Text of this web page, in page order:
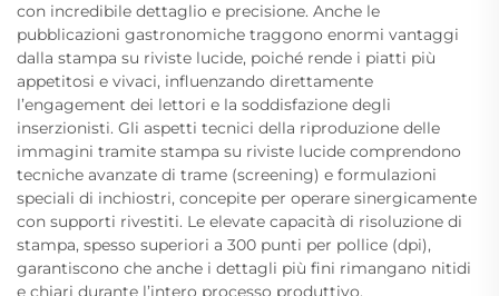
con incredibile dettaglio e precisione. Anche le
pubblicazioni gastronomiche traggono enormi vantaggi
dalla stampa su riviste lucide, poiché rende i piatti più
appetitosi e vivaci, influenzando direttamente
l’engagement dei lettori e la soddisfazione degli
inserzionisti. Gli aspetti tecnici della riproduzione delle
immagini tramite stampa su riviste lucide comprendono
tecniche avanzate di trame (screening) e formulazioni
speciali di inchiostri, concepite per operare sinergicamente
con supporti rivestiti. Le elevate capacità di risoluzione di
stampa, spesso superiori a 300 punti per pollice (dpi),
garantiscono che anche i dettagli più fini rimangano nitidi
e chiari durante l’intero processo produttivo.